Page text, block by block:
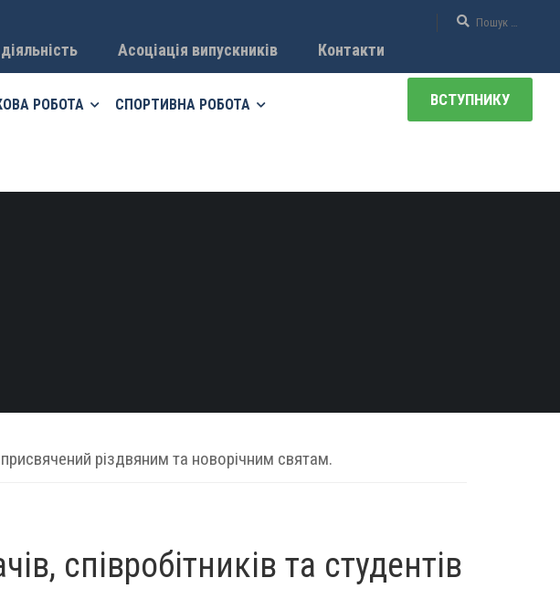
Асоціація випускників Контакти
РОБОТА СПОРТИВНА РОБОТА ВСТУПНИКУ
присвячений різдвяним та новорічним святам.
співробітників та студентів